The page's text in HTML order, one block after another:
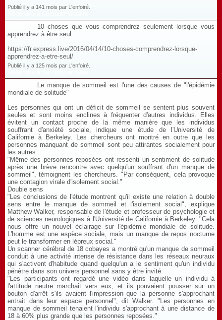
Publié il y a 141 mois par L'enfoiré.
10 choses que vous comprendrez seulement lorsque vous
apprendrez à être seul
https://fr.express.live/2016/04/14/10-choses-comprendrez-lorsque-
apprendrez-a-etre-seul/
Publié il y a 125 mois par L'enfoiré.
Le manque de sommeil est l'une des causes de "l'épidémie
mondiale de solitude"
Les personnes qui ont un déficit de sommeil se sentent plus souvent
seules et sont moins enclines à fréquenter d'autres individus. Elles
évitent un contact proche de la même manière que les individus
souffrant d'anxiété sociale, indique une étude de l'Université de
Californie à Berkeley. Les chercheurs ont montré en outre que les
personnes manquant de sommeil sont peu attirantes socialement pour
les autres.
"Même des personnes reposées ont ressenti un sentiment de solitude
après une brève rencontre avec quelqu'un souffrant d'un manque de
sommeil", témoignent les chercheurs. "Par conséquent, cela provoque
une contagion virale d'isolement social."
Double sens
"Les conclusions de l'étude montrent qu'il existe une relation à double
sens entre le manque de sommeil et l'isolement social", explique
Matthew Walker, responsable de l'étude et professeur de psychologie et
de sciences neurologiques à l'Université de Californie à Berkeley. "Cela
nous offre un nouvel éclairage sur l'épidémie mondiale de solitude.
L'homme est une espèce sociale, mais un manque de repos nocturne
peut le transformer en lépreux social."
Un scanner cérébral de 18 cobayes a montré qu'un manque de sommeil
conduit à une activité intense de résistance dans les réseaux neuraux
qui s'activent d'habitude quand quelqu'un a le sentiment qu'un individu
pénètre dans son univers personnel sans y être invité.
"Les participants ont regardé une vidéo dans laquelle un individu à
l'attitude neutre marchait vers eux, et ils pouvaient pousser sur un
bouton d'arrêt s'ils avaient l'impression que la personne s'approchant
entrait dans leur espace personnel", dit Walker. "Les personnes en
manque de sommeil tenaient l'individu s'approchant à une distance de
18 à 60% plus grande que les personnes reposées."